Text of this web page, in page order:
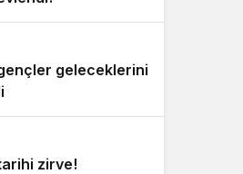
geleceklerini
zirve!